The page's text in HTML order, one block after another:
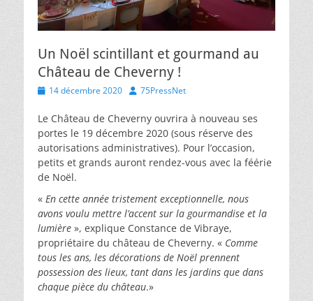
Un Noël scintillant et gourmand au
Château de Cheverny !
Posted14 décembre 2020 Author
75PressNet
Le Château de Cheverny ouvrira à nouveau ses
portes le 19 décembre 2020 (sous réserve des
autorisations administratives). Pour l’occasion,
petits et grands auront rendez-vous avec la féérie
de Noël.
« En cette année tristement exceptionnelle, nous
avons voulu mettre l’accent sur la gourmandise et la
lumière », explique Constance de Vibraye,
propriétaire du château de Cheverny. « Comme
tous les ans, les décorations de Noël prennent
possession des lieux, tant dans les jardins que dans
chaque pièce du château.»